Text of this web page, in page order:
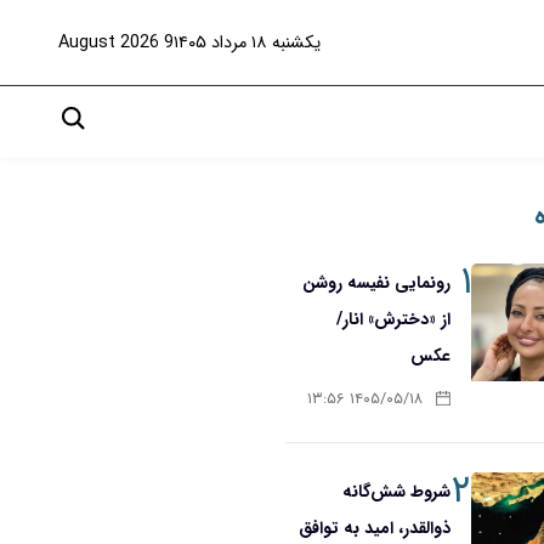
یکشنبه ۱۸ مرداد ۱۴۰۵ 9 August 2026
۱ رونمایی نفیسه روشن
از «دخترش» انار/
عکس
۱۴۰۵/۰۵/۱۸ ۱۳:۵۶
۲شروط شش‌گانه
ذوالقدر، امید به توافق